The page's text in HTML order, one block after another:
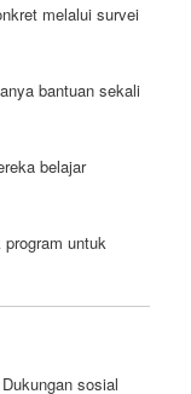
melalui survei
bantuan sekali
belajar
untuk
sosial